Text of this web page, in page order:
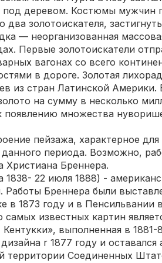
под деревом. Костюмы мужчин
золотоискателя,
— неорганизованная
Первые золотоискатели
вагонах со всего
в дороге. Золотая
из стран Латинской Америки.
на сумму в несколько
появлению множества
пейзажа, характерное для
периода. Возможно,
Бреннера.
1838- 22 июля 1888) -
Работы Бреннера были
в 1873 году и в Пенсильвании
известных картин
выполненная в 1881-
r 1877 году и
территории Соединенных